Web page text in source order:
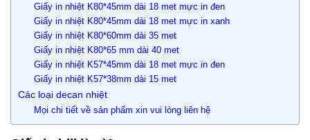
Giấy in nhiệt K80*45mm dài 18 met mực in đen
Giấy in nhiệt K80*45mm dài 18 met mực in xanh
Giấy in nhiệt K80*60mm dài 35 met
Giấy in nhiệt K80*65 mm dài 40 met
Giấy in nhiệt K57*45mm dài 18 met mực in đen
Giấy in nhiệt K57*38mm dài 15 met
Các loại decan nhiệt
Mọi chi tiết về sản phẩm xin vui lòng liên hệ